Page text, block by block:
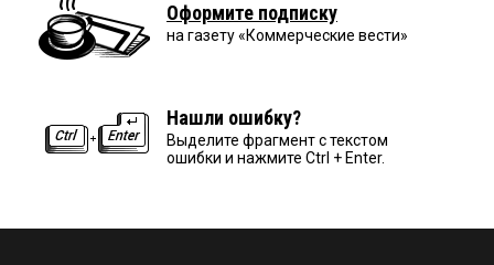
Оформите подписку
на газету «Коммерческие вести»
Нашли ошибку?
Выделите фрагмент с текстом
ошибки и нажмите Ctrl + Enter.